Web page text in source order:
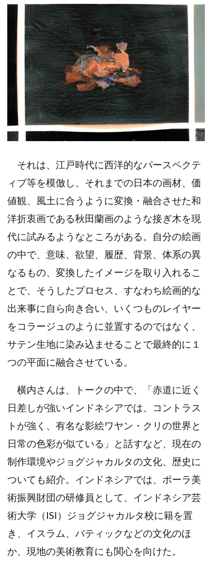
それは、江戸時代に西洋的なパースペクテ
ィブ等を模倣し、それまでの日本の画材、価
値観、風土に合うように変換・融合させた和
洋折衷画である秋田蘭画のような接ぎ木を現
代に試みるようなところがある。自分の絵画
の中で、意味、欲望、履歴、背景、体系の異
なるもの、変換したイメージを取り入れるこ
とで、そうしたプロセス、すなわち絵画的な
出来事に自ら向き合い、いくつものレイヤー
をコラージュのように並置するのではなく、
サテン生地に染み込ませることで最終的に１
つの平面に融合させている。
横内さんは、トークの中で、「赤道に近く
日差しが強いインドネシアでは、コントラス
トが強く、有名な影絵ワヤン・クリの世界と
日常の色彩が似ている」と話すなど、現在の
制作環境やジョグジャカルタの文化、歴史に
ついても紹介。インドネシアでは、ポーラ美
術振興財団の研修員として、インドネシア芸
術大学（ISI）ジョグジャカルタ校に籍を置
き、イスラム、バティックなどの文化のほ
か、現地の美術教育にも関心を向けた。